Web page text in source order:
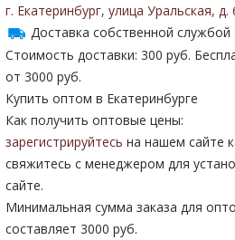
г. Екатеринбург, улица Уральская, д.
Доставка собственной службой
Стоимость доставки: 300 руб.
от 3000 руб.
Купить оптом в Екатеринбурге
Как получить оптовые цены:
зарегистрируйтесь на нашем сайте
свяжитесь с менеджером для
сайте.
Минимальная сумма заказа для
составляет 3000 руб.